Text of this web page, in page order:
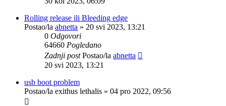
Rolling release ili Bleeding edge
Postao/la abnetta » 20 svi 2023, 13:21
0 Odgovori
64660 Pogledano
Zadnji postPostao/la abnetta
20 svi 2023, 13:21
usb boot problem
Postao/la exithus lethalis » 04 pro 2022, 09:56